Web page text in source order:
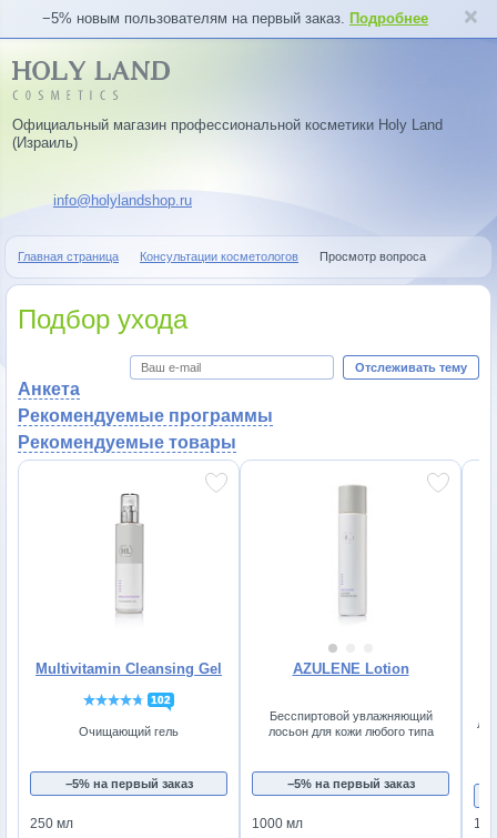
−5% новым пользователям на первый заказ. Подробнее
Официальный магазин профессиональной косметики Holy Land
(Израиль)
info@holylandshop.ru
Главная страница Консультации косметологов Просмотр вопроса
Подбор ухода
Отслеживать тему
Анкета
Рекомендуемые программы
Рекомендуемые товары
Multivitamin Cleansing Gel
102
Очищающий гель
−5% на первый заказ
250 мл
AZULENE Lotion
Бесспиртовой увлажняющий
лосьон для кожи любого типа
−5% на первый заказ
1000 мл